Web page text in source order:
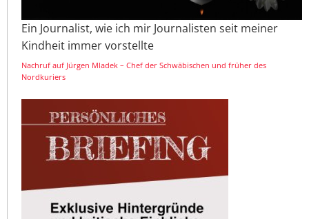
Ein Journalist, wie ich mir Journalisten seit meiner
Kindheit immer vorstellte
Nachruf auf Jürgen Mladek – Chef der Schwäbischen und früher des
Nordkuriers